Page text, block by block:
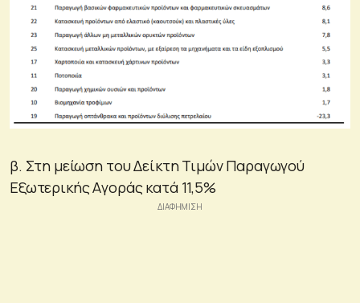
β. Στη μείωση του Δείκτη Τιμών Παραγωγού
Eξωτερικής Aγοράς κατά 11,5%